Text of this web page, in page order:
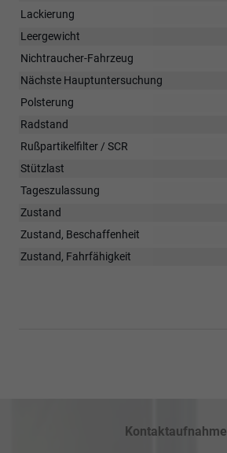
Lackierung
Leergewicht
Nichtraucher-Fahrzeug
Nächste Hauptuntersuchung
Polsterung
Radstand
Rußpartikelfilter / SCR
Stützlast
Tageszulassung
Zustand
Zustand, Beschaffenheit
Zustand, Fahrfähigkeit
Kontaktaufnahme